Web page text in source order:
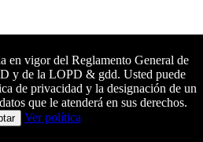
Buscar
principales
en vigor del Reglamento General de
y de la LOPD & gdd. Usted puede
de privacidad y la designación de un
que le atenderá en sus derechos.
Ver política